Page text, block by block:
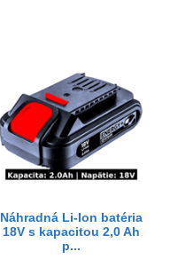
Náhradná Li-Ion batéria
18V s kapacitou 2,0 Ah
p...